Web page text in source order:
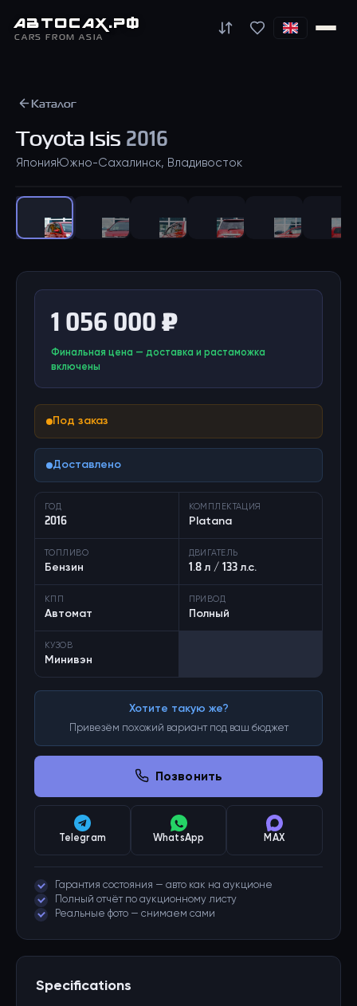
АВТОСАХ.РФ
CARS FROM ASIA
Каталог
ToyotaIsis 2016
Япония Южно-Сахалинск, Владивосток
1 056 000 ₽
Финальная цена — доставка и растаможка
включены
Под заказ
Доставлено
ГОД
2016
КОМПЛЕКТАЦИЯ
Platana
ТОПЛИВО
Бензин
ДВИГАТЕЛЬ
1.8 л / 133 л.с.
КПП
Автомат
ПРИВОД
Полный
КУЗОВ
Минивэн
Хотите такую же?
Привезём похожий вариант под ваш бюджет
Позвонить
Telegram WhatsApp MAX
Гарантия состояния — авто как на аукционе
Полный отчёт по аукционному листу
Реальные фото — снимаем сами
Specifications